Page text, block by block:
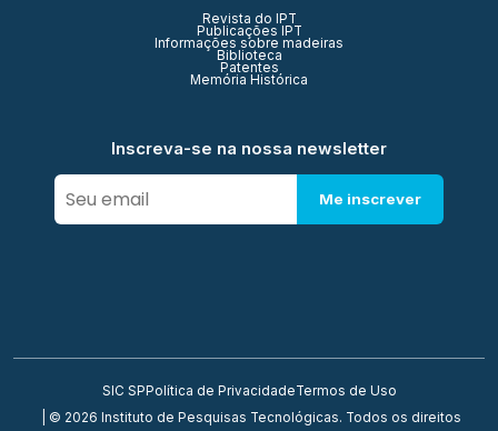
Revista do IPT
Publicações IPT
Informações sobre madeiras
Biblioteca
Patentes
Memória Histórica
Inscreva-se na nossa newsletter
Me inscrever
SIC SP Política de PrivacidadeTermos de Uso
| © 2026 Instituto de Pesquisas Tecnológicas. Todos os direitos